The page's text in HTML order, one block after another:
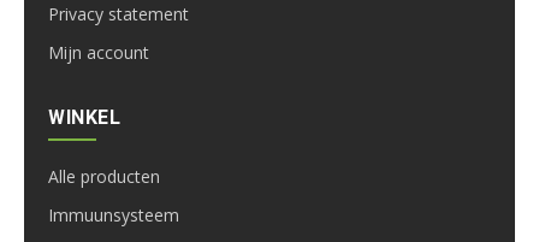
Privacy statement
Mijn account
WINKEL
Alle producten
Immuunsysteem